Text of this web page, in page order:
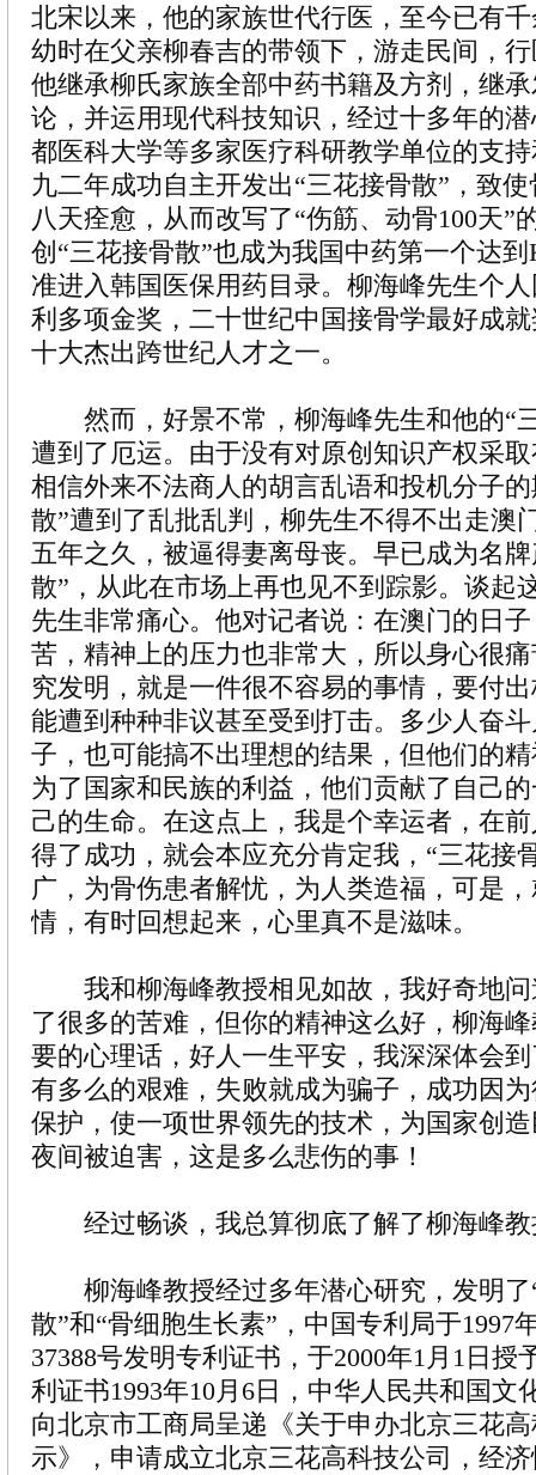
北宋以来，他的家族世代行医，至今已有
幼时在父亲柳春吉的带领下，游走民间，
他继承柳氏家族全部中药书籍及方剂，继
论，并运用现代科技知识，经过十多年的
都医科大学等多家医疗科研教学单位的支
九二年成功自主开发出“三花接骨散”，致
八天痊愈，从而改写了“伤筋、动骨100天”
创“三花接骨散”也成为我国中药第一个达
准进入韩国医保用药目录。柳海峰先生个
利多项金奖，二十世纪中国接骨学最好成
十大杰出跨世纪人才之一。
然而，好景不常，柳海峰先生和他的“
遭到了厄运。由于没有对原创知识产权采
相信外来不法商人的胡言乱语和投机分子
散”遭到了乱批乱判，柳先生不得不出走澳
五年之久，被逼得妻离母丧。早已成为名
散”，从此在市场上再也见不到踪影。谈起
先生非常痛心。他对记者说：在澳门的日
苦，精神上的压力也非常大，所以身心很
究发明，就是一件很不容易的事情，要付
能遭到种种非议甚至受到打击。多少人奋
子，也可能搞不出理想的结果，但他们的
为了国家和民族的利益，他们贡献了自己
己的生命。在这点上，我是个幸运者，在
得了成功，就会本应充分肯定我，“三花接
广，为骨伤患者解忧，为人类造福，可是
情，有时回想起来，心里真不是滋味。
我和柳海峰教授相见如故，我好奇地问
了很多的苦难，但你的精神这么好，柳海
要的心理话，好人一生平安，我深深体会
有多么的艰难，失败就成为骗子，成功因
保护，使一项世界领先的技术，为国家创
夜间被迫害，这是多么悲伤的事！
经过畅谈，我总算彻底了解了柳海峰教
柳海峰教授经过多年潜心研究，发明了
散”和“骨细胞生长素”，中国专利局于1997
37388号发明专利证书，于2000年1月1日授
利证书1993年10月6日，中华人民共和国文
向北京市工商局呈递《关于申办北京三花
示》，申请成立北京三花高科技公司，经